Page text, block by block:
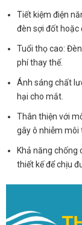
Tiết kiệm điện
đèn sợi đốt hoặc
Tuổi thọ cao:
phí thay thế.
Ánh sáng chất
hại cho mắt.
Thân thiện với
gây ô nhiễm môi
Khả năng
thiết kế để chịu